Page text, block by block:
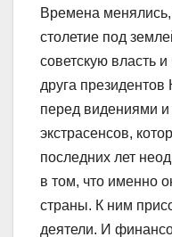
Времена
столетие под
советскую власть
друга
перед видениями
экстрасенсов,
последних лет
в том, что именно
страны. К ним
деятели. И